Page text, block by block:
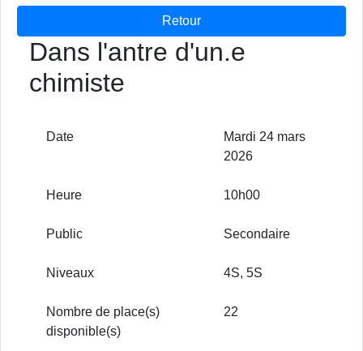
Retour
Dans l'antre d'un.e
chimiste
Date
Mardi 24 mars
2026
Heure 10h00
Public Secondaire
Niveaux 4S, 5S
Nombre de place(s)
disponible(s)
22